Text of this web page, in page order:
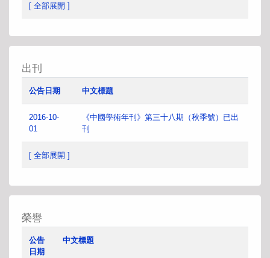
[ 全部展開 ]
出刊
公告日期 中文標題
2016-10-
01
《中國學術年刊》第三十八期（秋季號）已出
刊
[ 全部展開 ]
榮譽
公告
日期
中文標題